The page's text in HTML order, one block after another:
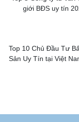
giới BĐS uy tín
Top 10 Chủ Đầu Tư
Sản Uy Tín tại Việt